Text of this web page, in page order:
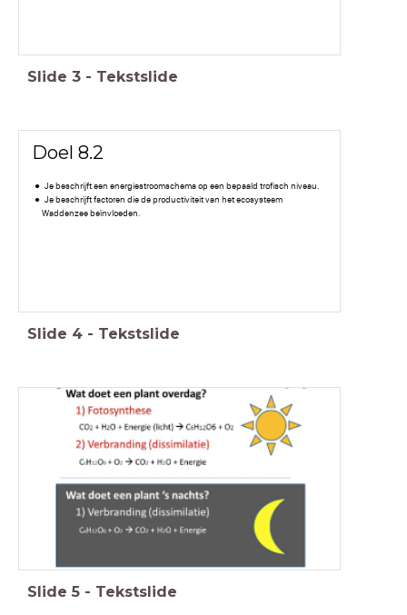
Slide 3 - Tekstslide
Doel 8.2
Je beschrijft een energiestroomschema op een bepaald trofisch niveau.
Je beschrijft factoren die de productiviteit van het ecosysteem
Waddenzee beïnvloeden.
Slide 4 - Tekstslide
Slide 5 - Tekstslide